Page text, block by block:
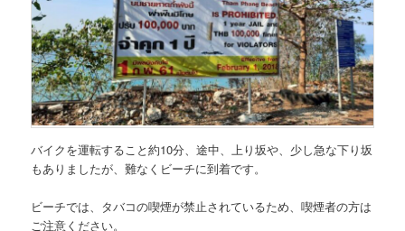
バイクを運転すること約10分、途中、上り坂や、少し急な下り坂
もありましたが、難なくビーチに到着です。
ビーチでは、タバコの喫煙が禁止されているため、喫煙者の方は
ご注意ください。